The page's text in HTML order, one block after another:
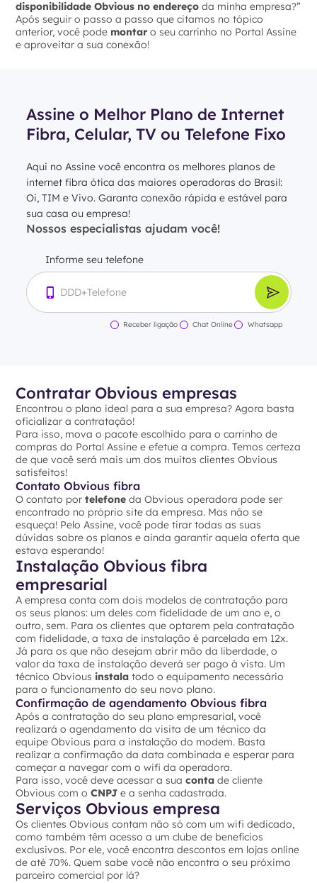
disponibilidade Obvious no endereço da minha empresa?”
Após seguir o passo a passo que citamos no tópico
anterior, você pode montar o seu carrinho no Portal Assine
e aproveitar a sua conexão!
Assine o Melhor Plano de Internet
Fibra, Celular, TV ou Telefone Fixo
Aqui no Assine você encontra os melhores planos de
internet fibra ótica das maiores operadoras do Brasil:
Oi, TIM e Vivo. Garanta conexão rápida e estável para
sua casa ou empresa!
Nossos especialistas ajudam você!
Informe seu telefone
Receber ligação Chat Online Whatsapp
Contratar Obvious empresas
Encontrou o plano ideal para a sua empresa? Agora basta
oficializar a contratação!
Para isso, mova o pacote escolhido para o carrinho de
compras do Portal Assine e efetue a compra. Temos certeza
de que você será mais um dos muitos clientes Obvious
satisfeitos!
Contato Obvious fibra
O contato portelefone da Obvious operadora pode ser
encontrado no próprio site da empresa. Mas não se
esqueça! Pelo Assine, você pode tirar todas as suas
dúvidas sobre os planos e ainda garantir aquela oferta que
estava esperando!
Instalação Obvious fibra
empresarial
A empresa conta com dois modelos de contratação para
os seus planos: um deles com fidelidade de um ano e, o
outro, sem. Para os clientes que optarem pela contratação
com fidelidade, a taxa de instalação é parcelada em 12x.
Já para os que não desejam abrir mão da liberdade, o
valor da taxa de instalação deverá ser pago à vista. Um
técnico Obvious instala todo o equipamento necessário
para o funcionamento do seu novo plano.
Confirmação de agendamento Obvious fibra
Após a contratação do seu plano empresarial, você
realizará o agendamento da visita de um técnico da
equipe Obvious para a instalação do modem. Basta
realizar a confirmação da data combinada e esperar para
começar a navegar com o wifi da operadora.
Para isso, você deve acessar a suaconta de cliente
Obvious com oCNPJ e a senha cadastrada.
Serviços Obvious empresa
Os clientes Obvious contam não só com um wifi dedicado,
como também têm acesso a um clube de benefícios
exclusivos. Por ele, você encontra descontos em lojas online
de até 70%. Quem sabe você não encontra o seu próximo
parceiro comercial por lá?